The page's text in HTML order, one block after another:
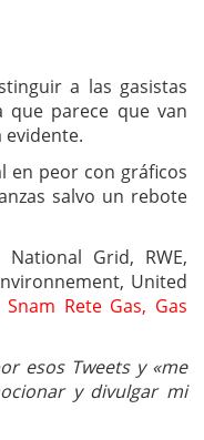
a las gasistas
que parece que van
evidente.
en peor con gráficos
salvo un rebote
National Grid, RWE,
United
Snam Rete Gas, Gas
esos Tweets y «me
y divulgar mi